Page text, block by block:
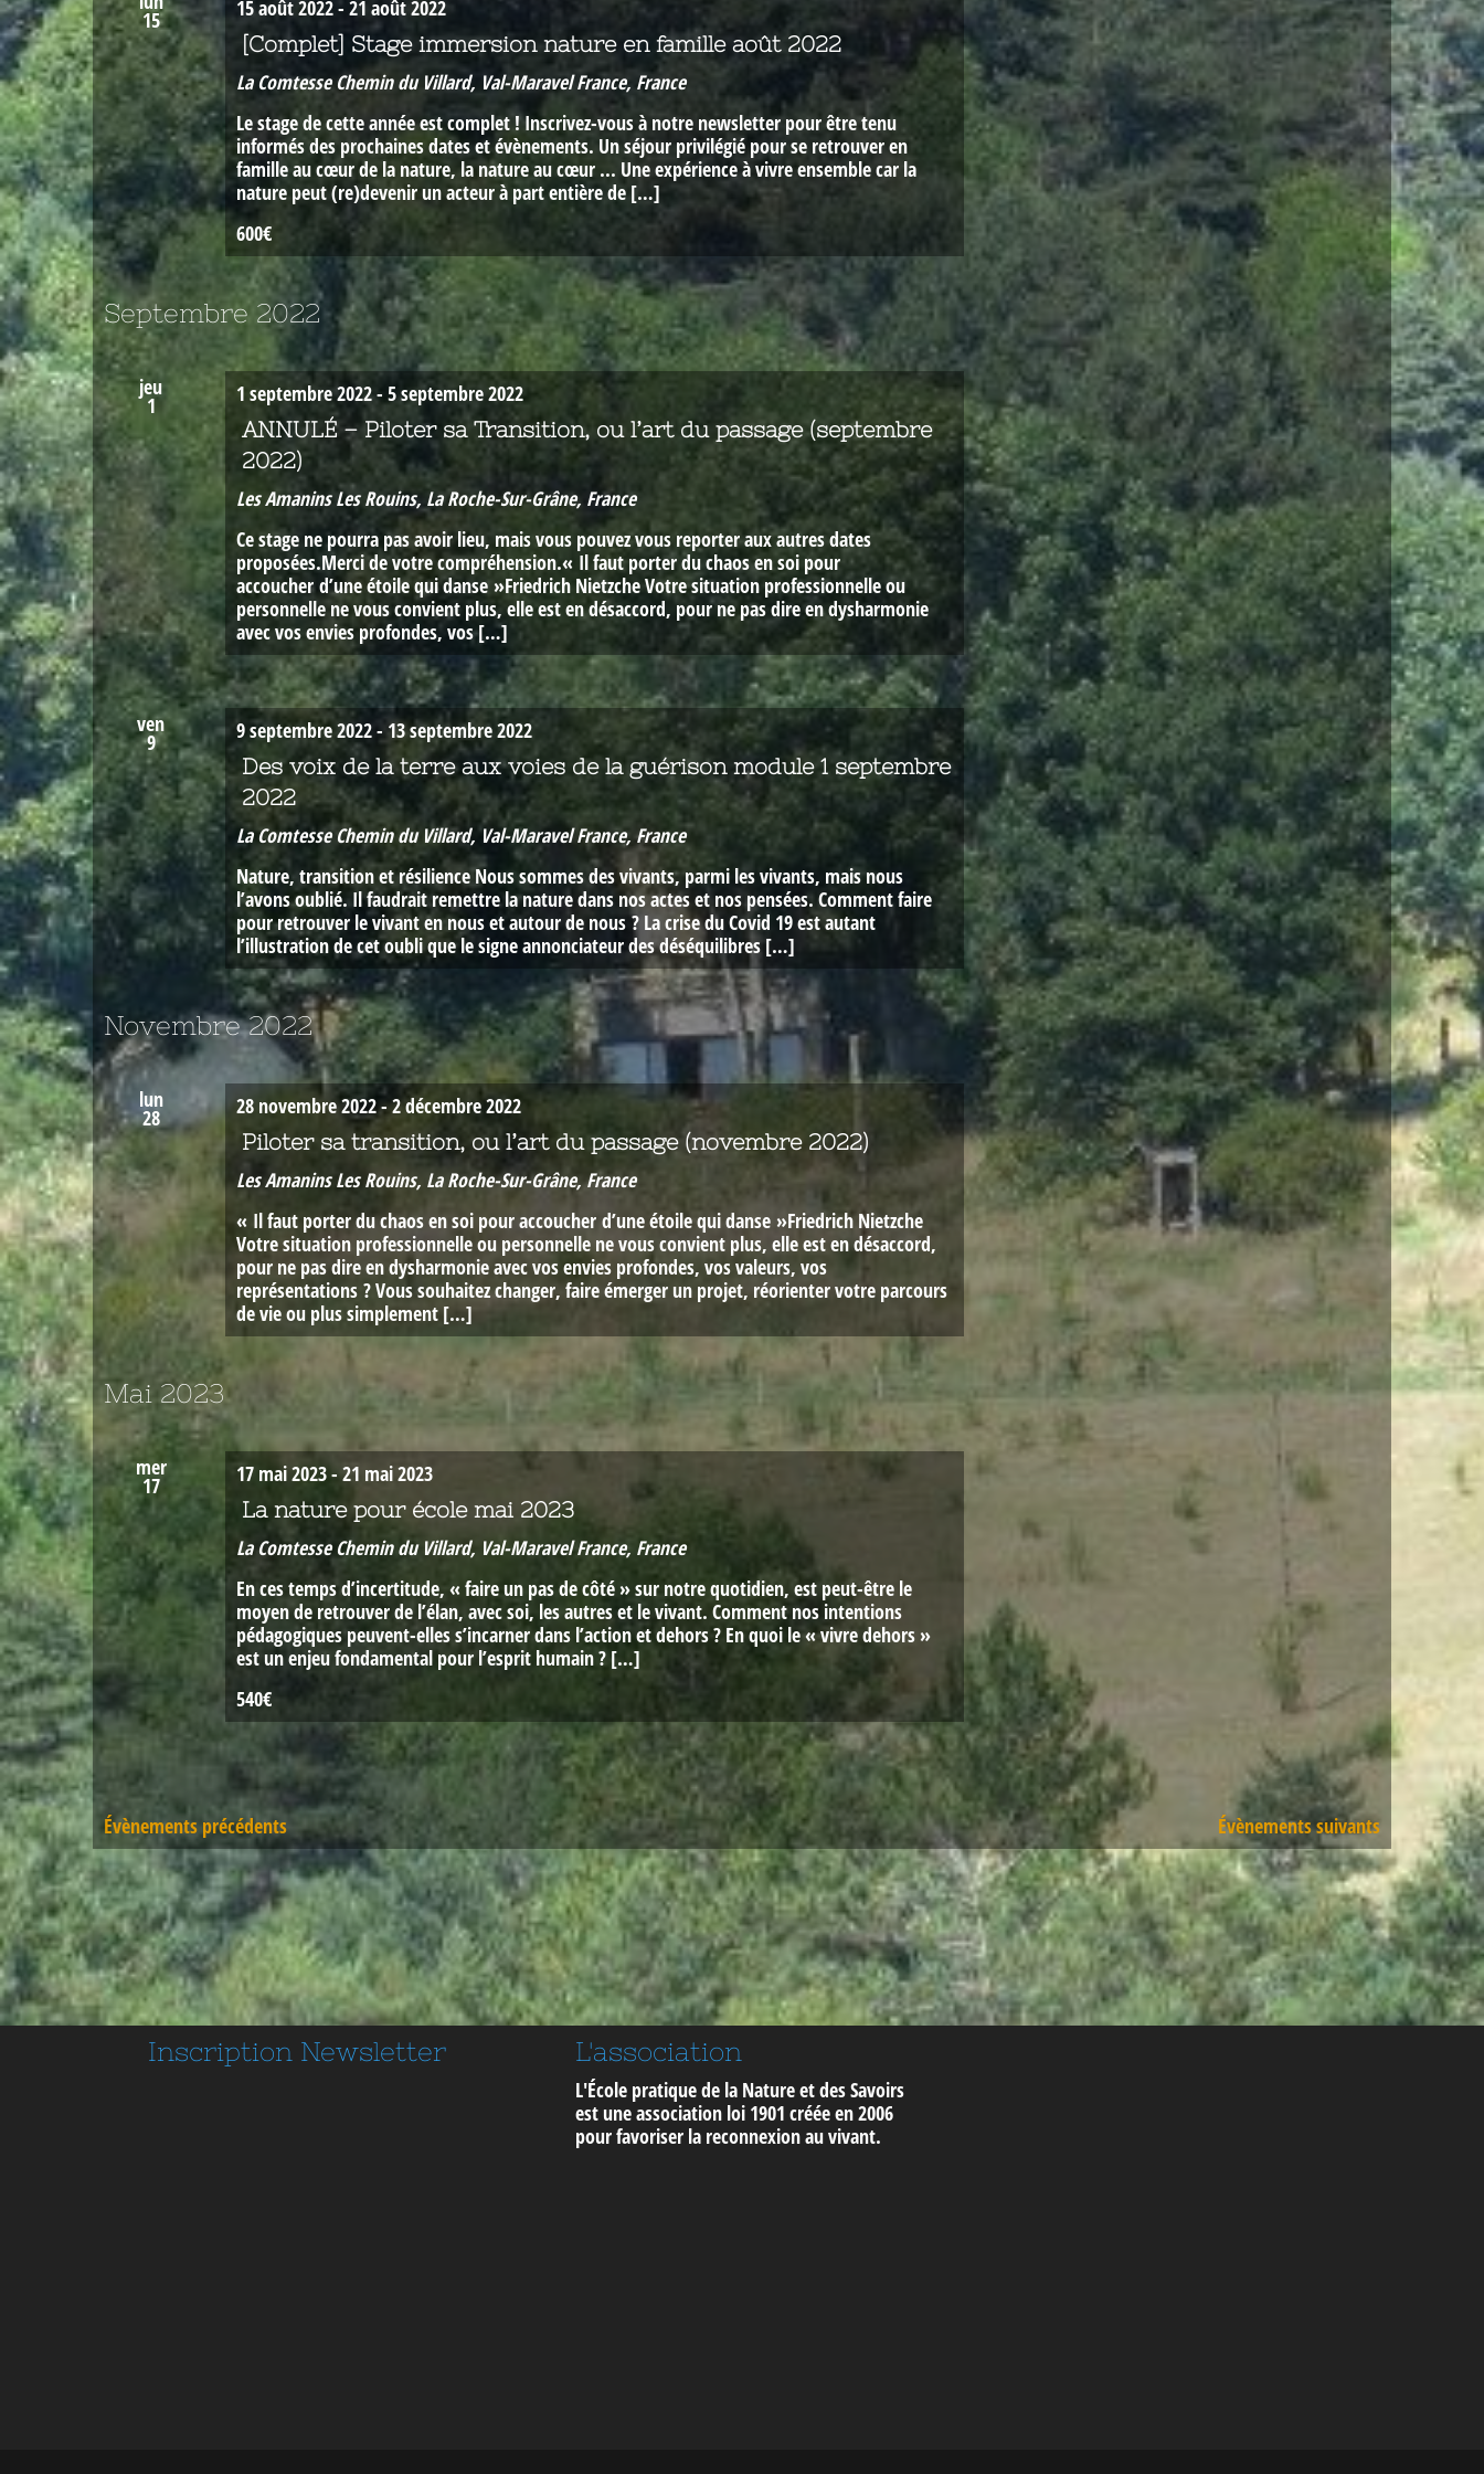
15 15 août 2022- 21 août 2022
[Complet] Stage immersion nature en famille août 2022
La ComtesseChemin du Villard, Val-Maravel France, France
Le stage de cette année est complet ! Inscrivez-vous à notre newsletter pour être tenu
informés des prochaines dates et évènements. Un séjour privilégié pour se retrouver en
famille au cœur de la nature, la nature au cœur ... Une expérience à vivre ensemble car la
nature peut (re)devenir un acteur à part entière de […]
600€
Septembre 2022
jeu
1 1 septembre 2022- 5 septembre 2022
ANNULÉ – Piloter sa Transition, ou l’art du passage (septembre
2022)
Les AmaninsLes Rouins, La Roche-Sur-Grâne, France
Ce stage ne pourra pas avoir lieu, mais vous pouvez vous reporter aux autres dates
proposées.Merci de votre compréhension.« Il faut porter du chaos en soi pour
accoucher d’une étoile qui danse »Friedrich Nietzche Votre situation professionnelle ou
personnelle ne vous convient plus, elle est en désaccord, pour ne pas dire en dysharmonie
avec vos envies profondes, vos […]
ven
9 9 septembre 2022- 13 septembre 2022
Des voix de la terre aux voies de la guérison module 1 septembre
2022
La ComtesseChemin du Villard, Val-Maravel France, France
Nature, transition et résilience Nous sommes des vivants, parmi les vivants, mais nous
l’avons oublié. Il faudrait remettre la nature dans nos actes et nos pensées. Comment faire
pour retrouver le vivant en nous et autour de nous ? La crise du Covid 19 est autant
l’illustration de cet oubli que le signe annonciateur des déséquilibres […]
Novembre 2022
lun
28 28 novembre 2022-2 décembre 2022
Piloter sa transition, ou l’art du passage (novembre 2022)
Les AmaninsLes Rouins, La Roche-Sur-Grâne, France
« Il faut porter du chaos en soi pour accoucher d’une étoile qui danse »Friedrich Nietzche
Votre situation professionnelle ou personnelle ne vous convient plus, elle est en désaccord,
pour ne pas dire en dysharmonie avec vos envies profondes, vos valeurs, vos
représentations ? Vous souhaitez changer, faire émerger un projet, réorienter votre parcours
de vie ou plus simplement […]
Mai 2023
mer
17 17 mai 2023-21 mai 2023
La nature pour école mai 2023
La ComtesseChemin du Villard, Val-Maravel France, France
En ces temps d’incertitude, « faire un pas de côté » sur notre quotidien, est peut-être le
moyen de retrouver de l’élan, avec soi, les autres et le vivant. Comment nos intentions
pédagogiques peuvent-elles s’incarner dans l’action et dehors ? En quoi le « vivre dehors »
est un enjeu fondamental pour l’esprit humain ? […]
540€
Évènements précédents Évènementssuivants
Inscription Newsletter L'association
L'École pratique de la Nature et des Savoirs
est une association loi 1901 créée en 2006
pourfavoriser la reconnexion au vivant.